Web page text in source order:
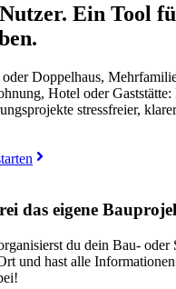
Ein Tool
Doppelhaus,
Hotel oder
stressfreier,
das eigene
du dein Bau- oder
und hast alle